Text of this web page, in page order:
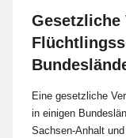
Gesetzliche
Eine gesetzliche
in einigen
Sachsen-Anhalt